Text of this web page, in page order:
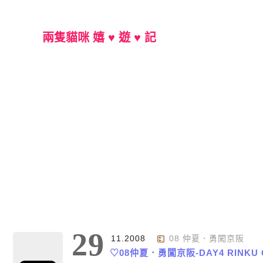
兩隻貓咪 嬉 ♥ 遊 ♥ 記
29 11.2008 08 仲夏．勇闖京阪
♡08仲夏．勇闖京阪-DAY4 RINKU